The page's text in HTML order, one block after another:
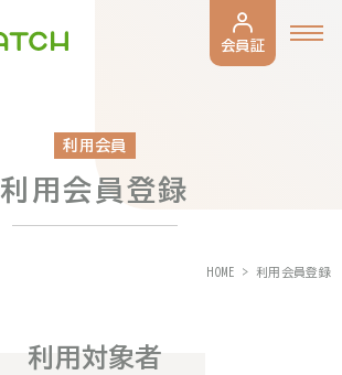
会員証
利用会員
利用会員登録
HOME 利用会員登録
利用対象者